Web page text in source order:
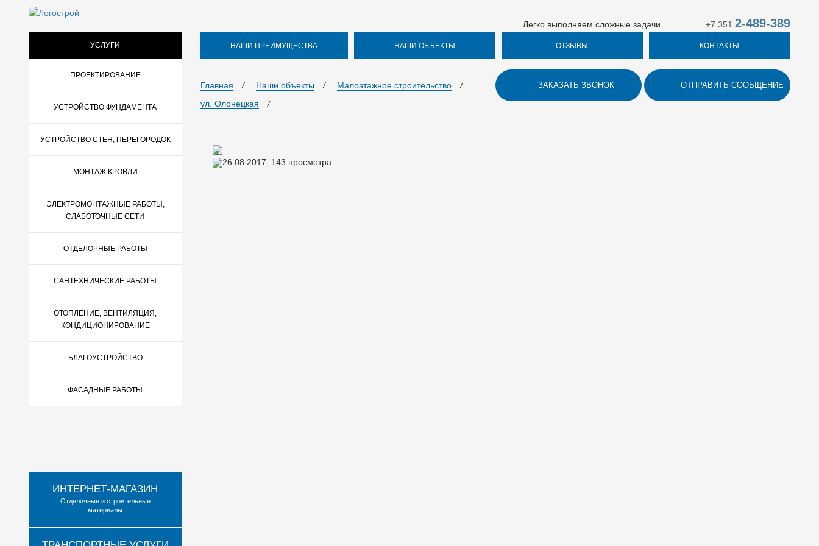
Легко выполняем сложные задачи +7 351 2-489-389
УСЛУГИ
ПРОЕКТИРОВАНИЕ
УСТРОЙСТВО ФУНДАМЕНТА
УСТРОЙСТВО СТЕН, ПЕРЕГОРОДОК
МОНТАЖ КРОВЛИ
ЭЛЕКТРОМОНТАЖНЫЕ РАБОТЫ,
СЛАБОТОЧНЫЕ СЕТИ
ОТДЕЛОЧНЫЕ РАБОТЫ
САНТЕХНИЧЕСКИЕ РАБОТЫ
ОТОПЛЕНИЕ, ВЕНТИЛЯЦИЯ,
КОНДИЦИОНИРОВАНИЕ
БЛАГОУСТРОЙСТВО
ФАСАДНЫЕ РАБОТЫ
ИНТЕРНЕТ-МАГАЗИН
Отделочные и строительные
материалы
НАШИ ПРЕИМУЩЕСТВА НАШИ ОБЪЕКТЫ ОТЗЫВЫ КОНТАКТЫ
Главная / Наши объекты / Малоэтажное строительство
/
ул. Олонецкая
/
ЗАКАЗАТЬ ЗВОНОК ОТПРАВИТЬ СООБЩЕНИЕ
26.08.2017, 143 просмотра.